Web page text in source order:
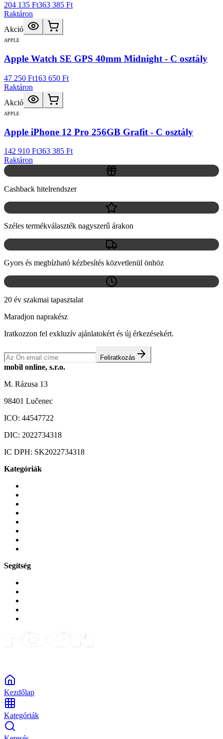
204 135 Ft363 385 Ft
Raktáron
Akció
APPLE
Apple Watch SE GPS 40mm Midnight - C osztály
47 250 Ft163 650 Ft
Raktáron
Akció
APPLE
Apple iPhone 12 Pro 256GB Grafit - C osztály
142 910 Ft363 385 Ft
Raktáron
Cashback hitelrendszer
Széles termékválaszték nagyszerű árakon
Gyors és megbízható kézbesítés közvetlenül önhöz
20 év szakmai tapasztalat
Maradjon naprakész
Iratkozzon fel exkluzív ajánlatokért és új érkezésekért.
Feliratkozás
mobil online, s.r.o.
M. Rázusa 13
98401 Lučenec
ICO: 44547722
DIC: 2022734318
IC DPH: SK2022734318
Kategóriák
Segítség
Kezdőlap
Kategóriák